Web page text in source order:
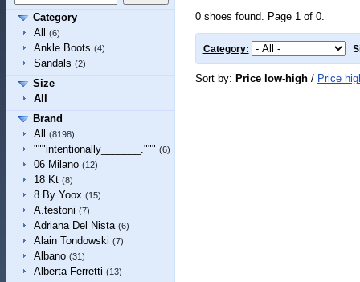
Category
All
(6)
Ankle Boots (4)
Sandals (2)
Size
All
Brand
All
(8198)
"""intentionally_______.""" (6)
06 Milano (12)
18 Kt (8)
8 By Yoox (15)
A.testoni (7)
Adriana Del Nista (6)
Alain Tondowski (7)
Albano (31)
Alberta Ferretti (13)
0 shoes found. Page 1 of 0.
Category:
Sort by: Price low-high/ Price